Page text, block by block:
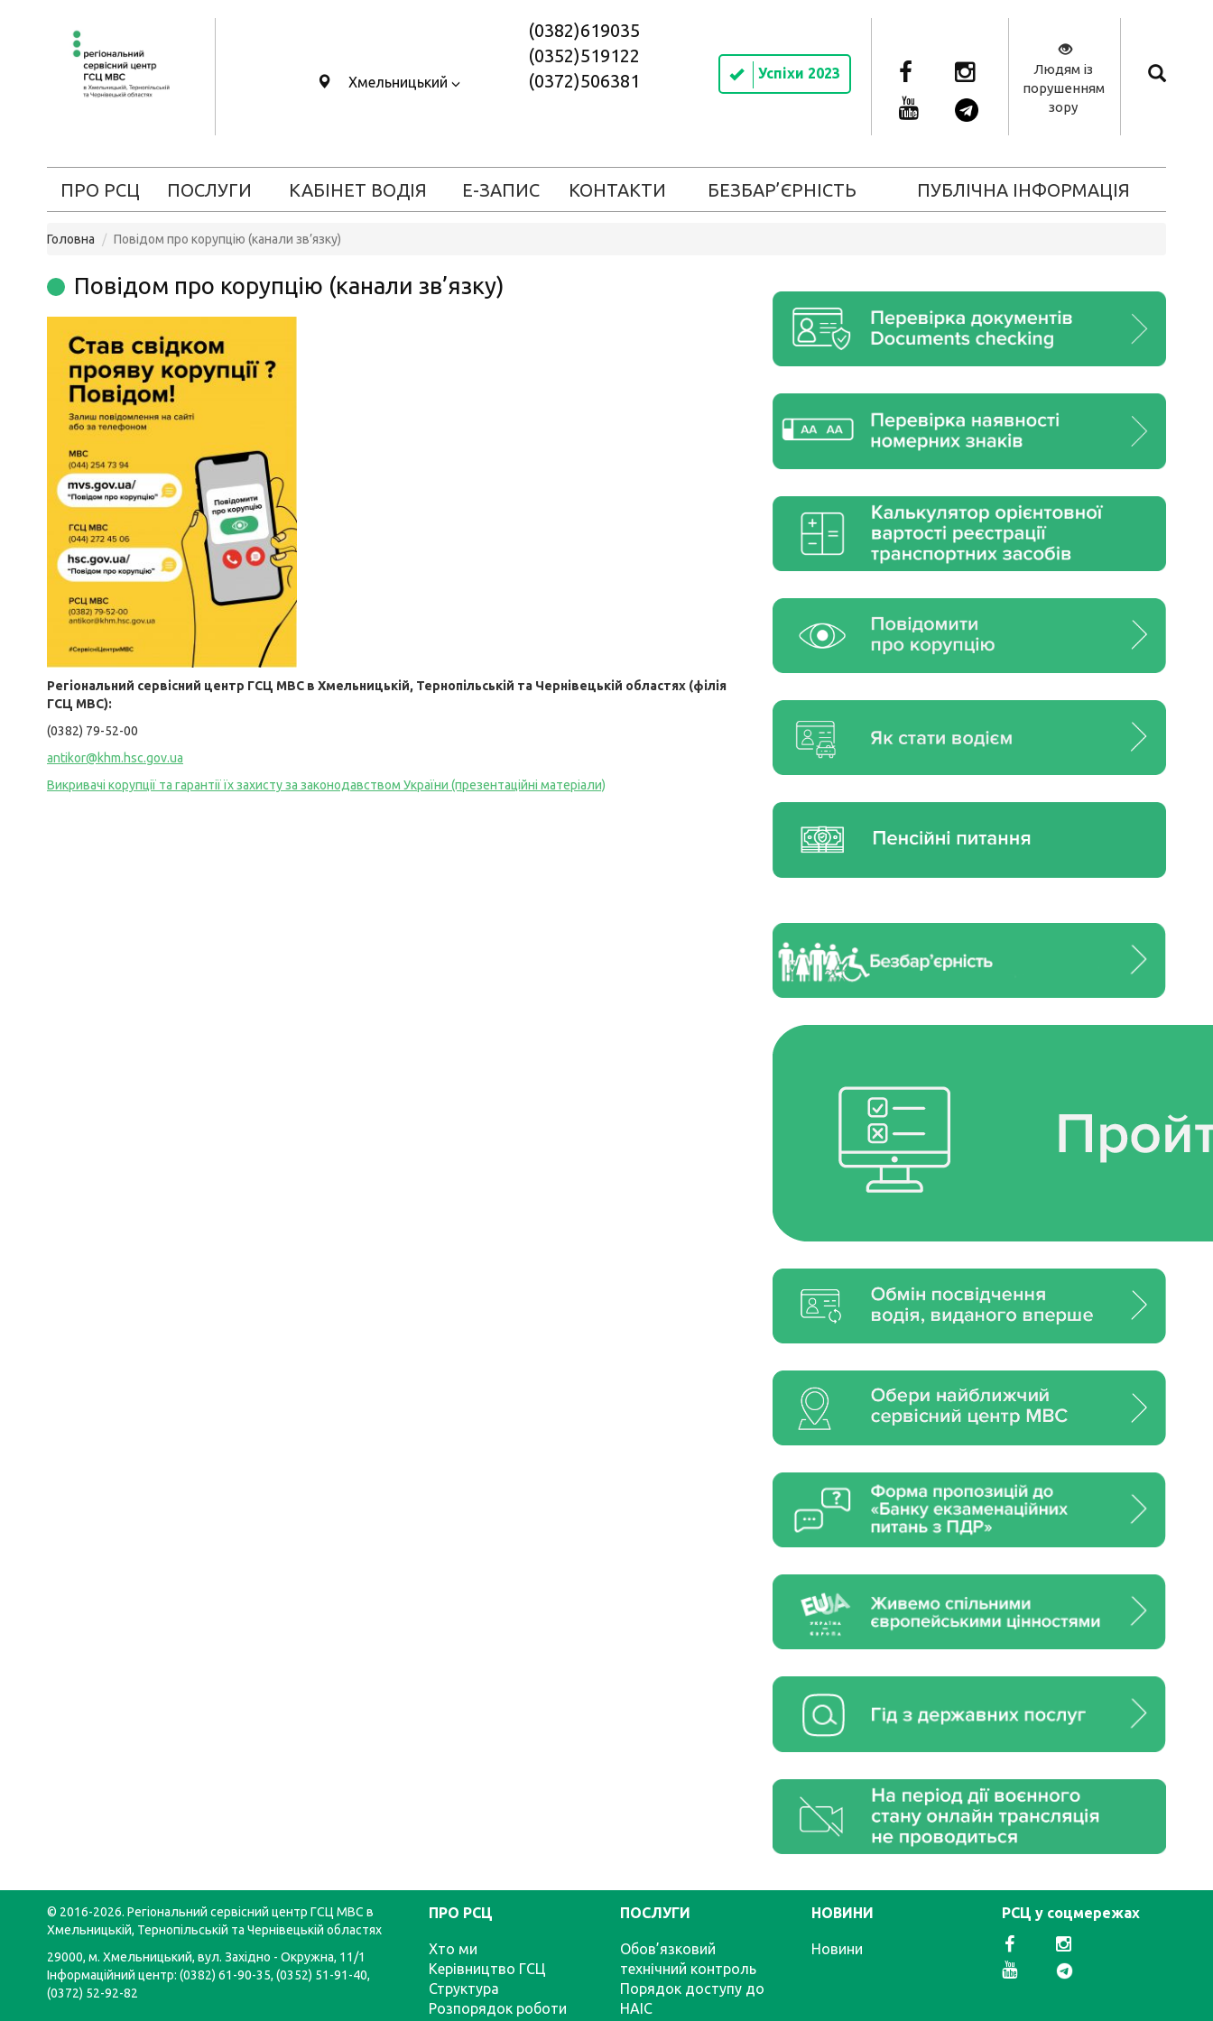
Хмельницький
(0382)619035
(0352)519122
(0372)506381
Успіхи 2023
Людям із
порушенням
зору
ПРО РСЦ ПОСЛУГИ КАБІНЕТ ВОДІЯ Е-ЗАПИС КОНТАКТИ БЕЗБАР’ЄРНІСТЬ ПУБЛІЧНА ІНФОРМАЦІЯ
Головна Повідом про корупцію (канали зв’язку)
Повідом про корупцію (канали зв’язку)
Регіональний сервісний центр ГСЦ МВС в Хмельницькій, Тернопільській та Чернівецькій областях (філія
ГСЦ МВС):
(0382) 79-52-00
antikor@khm.hsc.gov.ua
Викривачі корупції та гарантії їх захисту за законодавством України (презентаційні матеріали)
© 2016-2026. Регіональний сервісний центр ГСЦ МВС в
Хмельницькій, Тернопільській та Чернівецькій областях
29000, м. Хмельницький, вул. Західно - Окружна, 11/1
Інформаційний центр: (0382) 61-90-35, (0352) 51-91-40,
(0372) 52-92-82
ПРО РСЦ
Хто ми
Керівництво ГСЦ
Структура
Розпорядок роботи
ПОСЛУГИ
Обов’язковий
технічний контроль
Порядок доступу до
НАІС
НОВИНИ
Новини
РСЦ у соцмережах